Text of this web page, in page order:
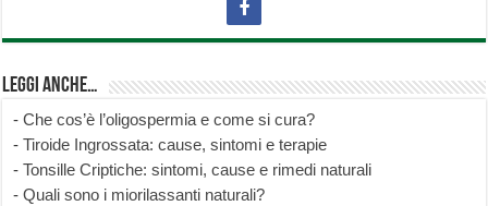
Leggi anche…
-Che cos’è l’oligospermia e come si cura?
-Tiroide Ingrossata: cause, sintomi e terapie
-Tonsille Criptiche: sintomi, cause e rimedi naturali
-Quali sono i miorilassanti naturali?